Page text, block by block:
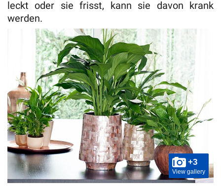
leckt oder sie frisst, kann sie davon krank
werden.
+3
View gallery